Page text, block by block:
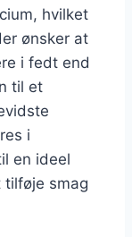
hvilket
ønsker at
i fedt end
til et
i
en ideel
tilføje smag